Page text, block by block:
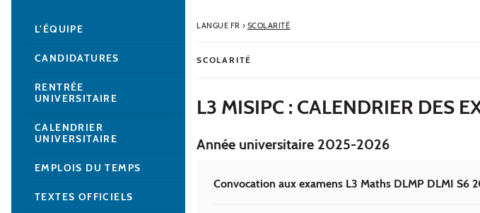
LANGUE FR › SCOLARITÉ
SCOLARITÉ
L3 MISIPC : CALENDRIER DES
Année universitaire 2025-2026
Convocation aux examens L3 Maths DLMP DLMI S6
L'ÉQUIPE
CANDIDATURES
RENTRÉE
UNIVERSITAIRE
CALENDRIER
UNIVERSITAIRE
EMPLOIS DU TEMPS
TEXTES OFFICIELS